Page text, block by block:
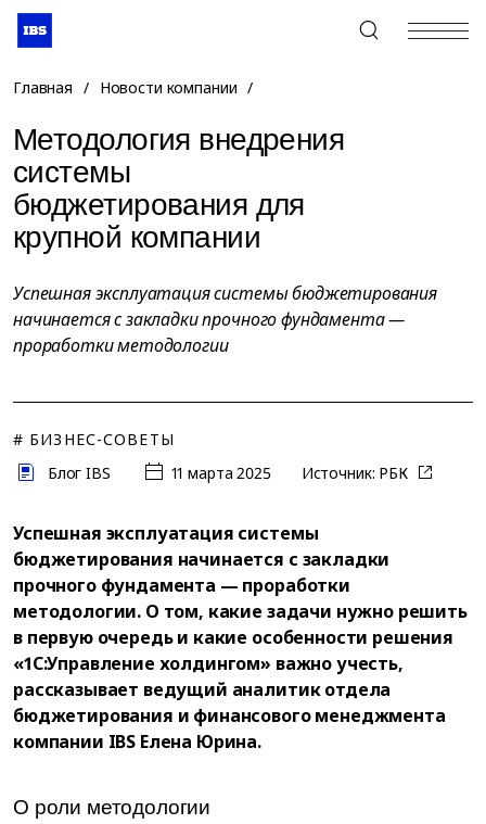
+7 (495) 967-80-80
Главная / Новости компании /
Методология внедрения
системы
бюджетирования для
крупной компании
Успешная эксплуатация системы бюджетирования
начинается с закладки прочного фундамента —
проработки методологии
# БИЗНЕС-СОВЕТЫ
Блог IBS
11 марта 2025 Источник: РБК
Успешная эксплуатация системы
бюджетирования начинается с закладки
прочного фундамента — проработки
методологии. О том, какие задачи нужно решить
в первую очередь и какие особенности решения
«1С:Управление холдингом» важно учесть,
рассказывает ведущий аналитик отдела
бюджетирования и финансового менеджмента
компании IBS Елена Юрина.
О роли методологии